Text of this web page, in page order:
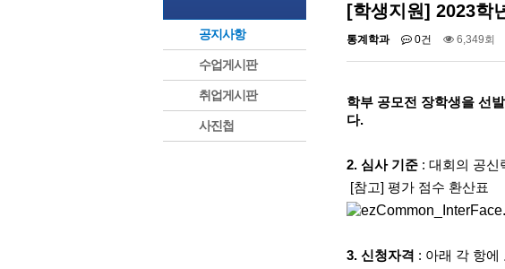
공지사항
수업게시판
취업게시판
사진첩
[학생지원] 2023학
통계학과 0건 6,349회
학부 공모전 장학생을 선
다.
2. 심사 기준 : 대회의 공신
[참고] 평가 점수 환산표
3. 신청자격 : 아래 각 항에